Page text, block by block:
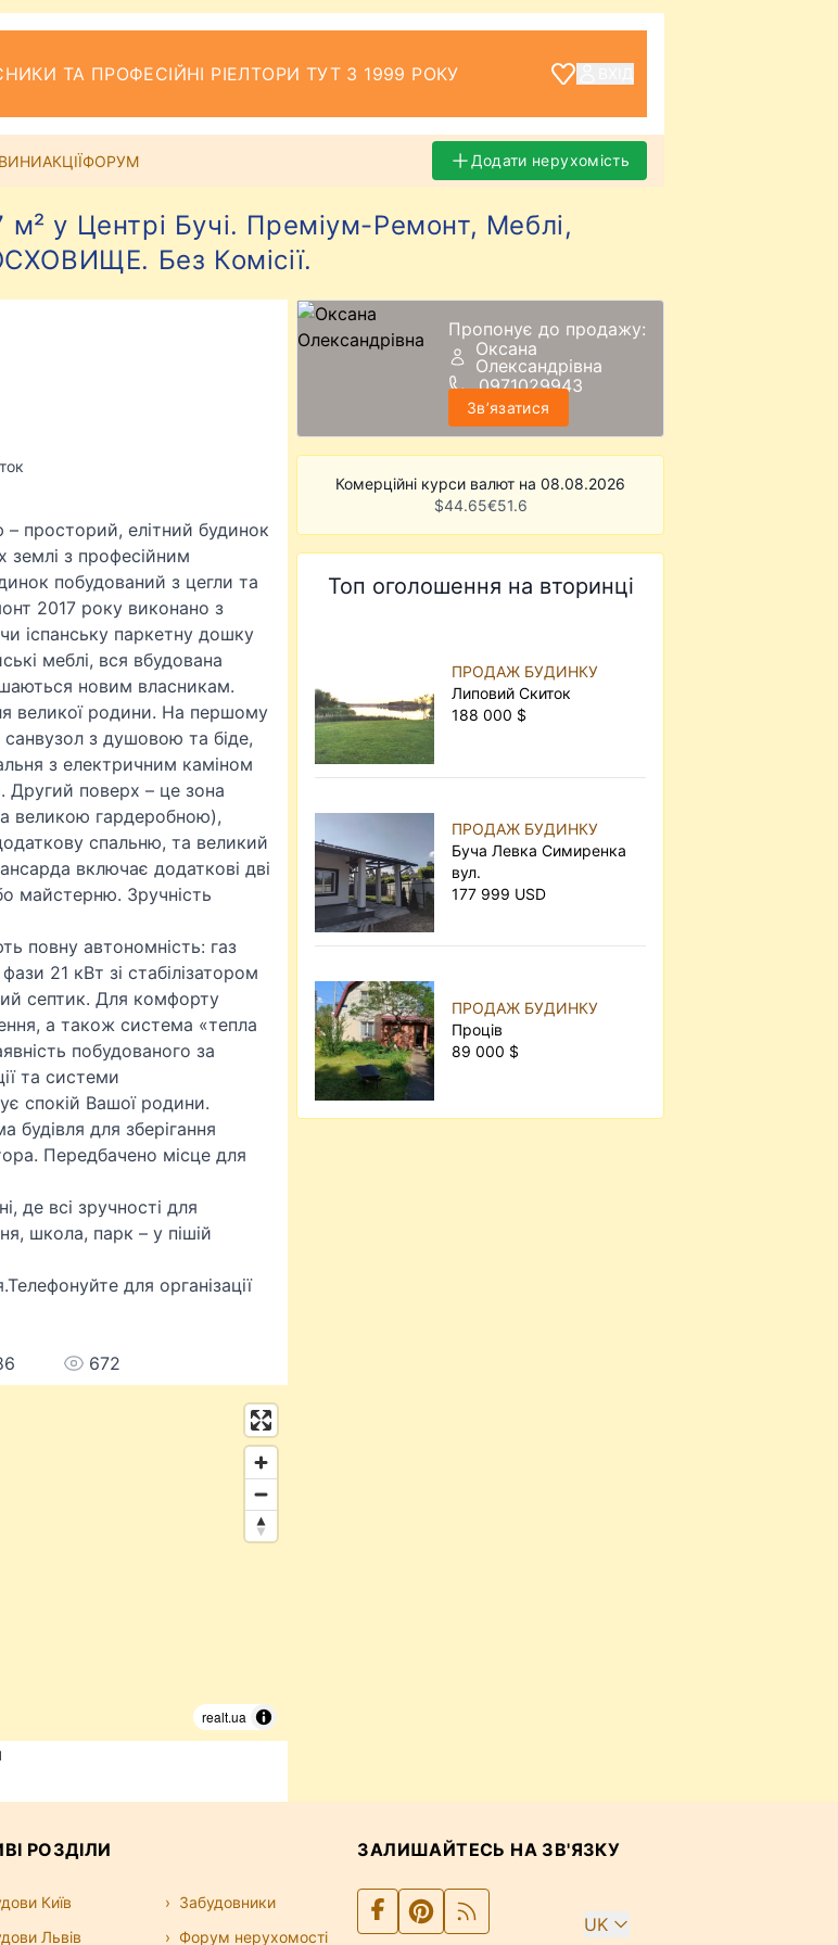
ТА ПРОФЕСІЙНІ РІЕЛТОРИ ТУТ З 1999 РОКУ
АКЦІЇФОРУМ Додати нерухомість
у Центрі Бучі. Преміум-Ремонт, Меблі,
Без Комісії.
– просторий, елітний будинок
землі з професійним
побудований з цегли та
2017 року виконано з
іспанську паркетну дошку
меблі, вся вбудована
новим власникам.
великої родини. На першому
з душовою та біде,
з електричним каміном
поверх – це зона
великою гардеробною),
спальню, та великий
включає додаткові дві
майстерню. Зручність
повну автономність: газ
21 кВт зі стабілізатором
септик. Для комфорту
а також система «тепла
побудованого за
та системи
спокій Вашої родини.
будівля для зберігання
Передбачено місце для
де всі зручності для
школа, парк – у пішій
для організації
672
realt.ua
Пропонує до продажу:
Оксана
Олександрівна
0971029943
Звʼязатися
Комерційні курси валют на 08.08.2026
$44.65€51.6
Топ оголошення на вторинці
ПРОДАЖ БУДИНКУ
Липовий Скиток
188 000 $
ПРОДАЖ БУДИНКУ
Буча Левка Симиренка
вул.
177 999 USD
ПРОДАЖ БУДИНКУ
Проців
89 000 $
РОЗДІЛИ
Київ
Львів
Забудовники
Форум нерухомості
ЗАЛИШАЙТЕСЬ НА ЗВ'ЯЗКУ
UK